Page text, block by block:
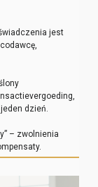
jest
dzień.
– zwolnienia